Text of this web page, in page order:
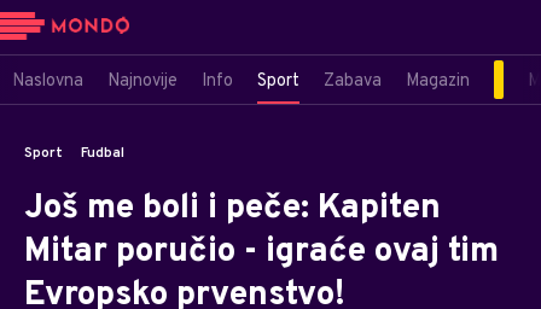
Naslovna Najnovije Info Sport Zabava Magazin
Sport Fudbal
Još me boli i peče: Kapiten
Mitar poručio - igraće ovaj tim
Evropsko prvenstvo!